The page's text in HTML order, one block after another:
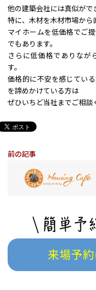
他の建築会社には真似がで
特に、木材を木材市場から
マイホームを低価格でご
でもあります。
さらに低価格でありなが
す。
価格的に不安を感じてい
を諦めかけている方は
ぜひいちど当社までご相談
前の記事
来場予